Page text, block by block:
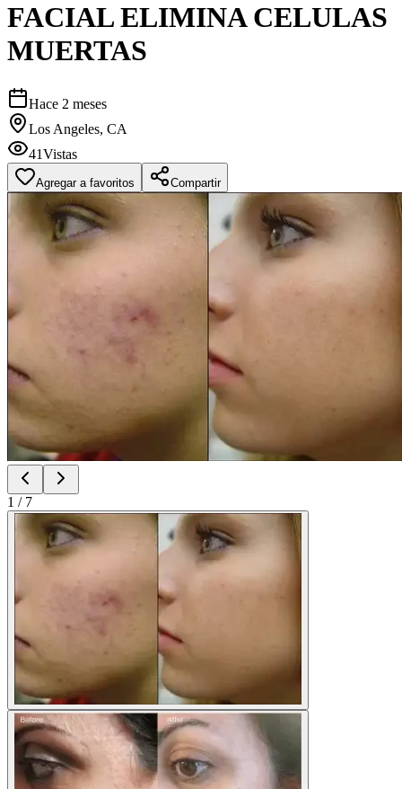
FACIAL ELIMINA CELULAS
MUERTAS
Hace 2 meses
Los Angeles, CA
41Vistas
Agregar a favoritos Compartir
1 / 7